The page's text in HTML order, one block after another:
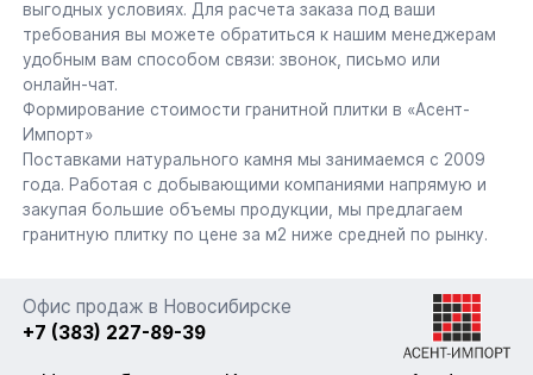
выгодных условиях. Для расчета заказа под ваши
требования вы можете обратиться к нашим менеджерам
удобным вам способом связи: звонок, письмо или
онлайн-чат.
Формирование стоимости гранитной плитки в «Асент-
Импорт»
Поставками натурального камня мы занимаемся с 2009
года. Работая с добывающими компаниями напрямую и
закупая большие объемы продукции, мы предлагаем
гранитную плитку по цене за м2 ниже средней по рынку.
Офис продаж в Новосибирске
+7 (383) 227-89-39